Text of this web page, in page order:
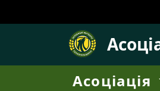
Асоціація